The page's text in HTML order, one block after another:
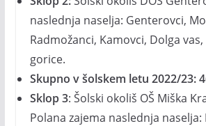
naslednja naselja: Genterovci,
Radmožanci, Kamovci, Dolga
gorice.
Skupno v šolskem letu 2022/23:
Sklop 3: Šolski okoliš OŠ Miška
Polana zajema naslednja naselja: